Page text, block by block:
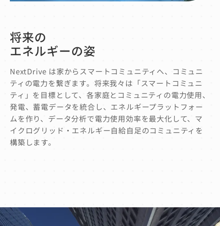
将来の
エネルギーの姿
NextDrive は家からスマートコミュニティへ、コミュニ
ティの電力を繋ぎます。将来我々は「スマートコミュニ
ティ」を目標として、各家庭とコミュニティの電力使用、
発電、蓄電データを統合し、エネルギープラットフォー
ムを作り、データ分析で電力使用効率を最大化して、マ
イクログリッド・エネルギー自給自足のコミュニティを
構築します。